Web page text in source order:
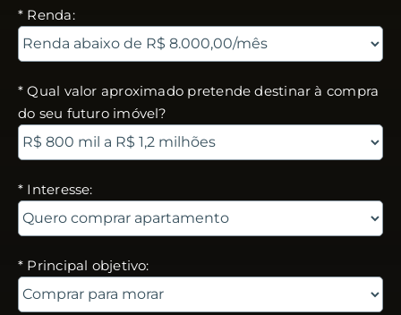
* Renda:
* Qual valor aproximado pretende destinar à compra
do seu futuro imóvel?
* Interesse:
* Principal objetivo: